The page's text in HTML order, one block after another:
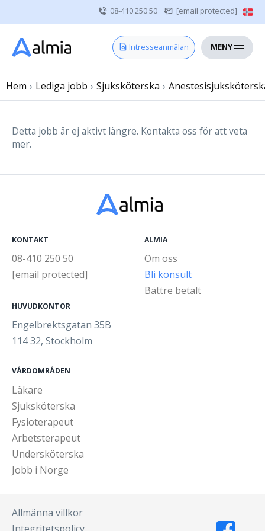
08-410 250 50 [email protected]
Intresseanmälan MENY
Hem
Vårdgivare
Om oss
Sjuksköterska
Läkare
Hem › Lediga jobb › Sjuksköterska ›
Detta jobb är ej aktivt längre. Kontakta oss för att veta
mer.
KONTAKT
08-410 250 50
[email protected]
HUVUDKONTOR
Engelbrektsgatan 35B
114 32, Stockholm
ALMIA
Om oss
Bli konsult
Bättre betalt
VÅRDOMRÅDEN
Läkare
Sjuksköterska
Fysioterapeut
Arbetsterapeut
Undersköterska
Jobb i Norge
Allmänna villkor
Integritetspolicy